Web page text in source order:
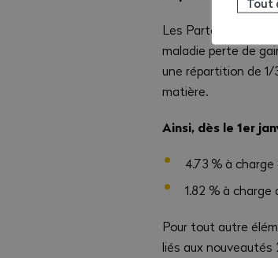
Les Partenaires
maladie perte de
une répartition de
matière.
Ainsi, dès le 1er
4.73 % à
1.82 % à
Pour tout autre
liés aux